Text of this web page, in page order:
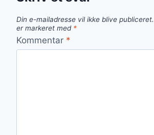
Din e-mailadresse vil ikke blive publiceret.
er markeret med *
Kommentar *